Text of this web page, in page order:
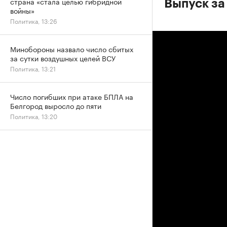
Выпуск
войны»
Политика, 13:26
Минобороны назвало число сбитых
за сутки воздушных целей ВСУ
Политика, 13:21
Число погибших при атаке БПЛА на
Белгород выросло до пяти
Политика, 13:20